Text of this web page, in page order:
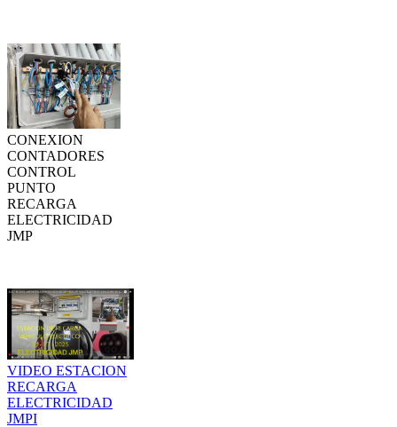
CONEXION
CONTADORES
CONTROL
PUNTO
RECARGA
ELECTRICIDAD
JMP
VIDEO ESTACION
RECARGA
ELECTRICIDAD
JMPI